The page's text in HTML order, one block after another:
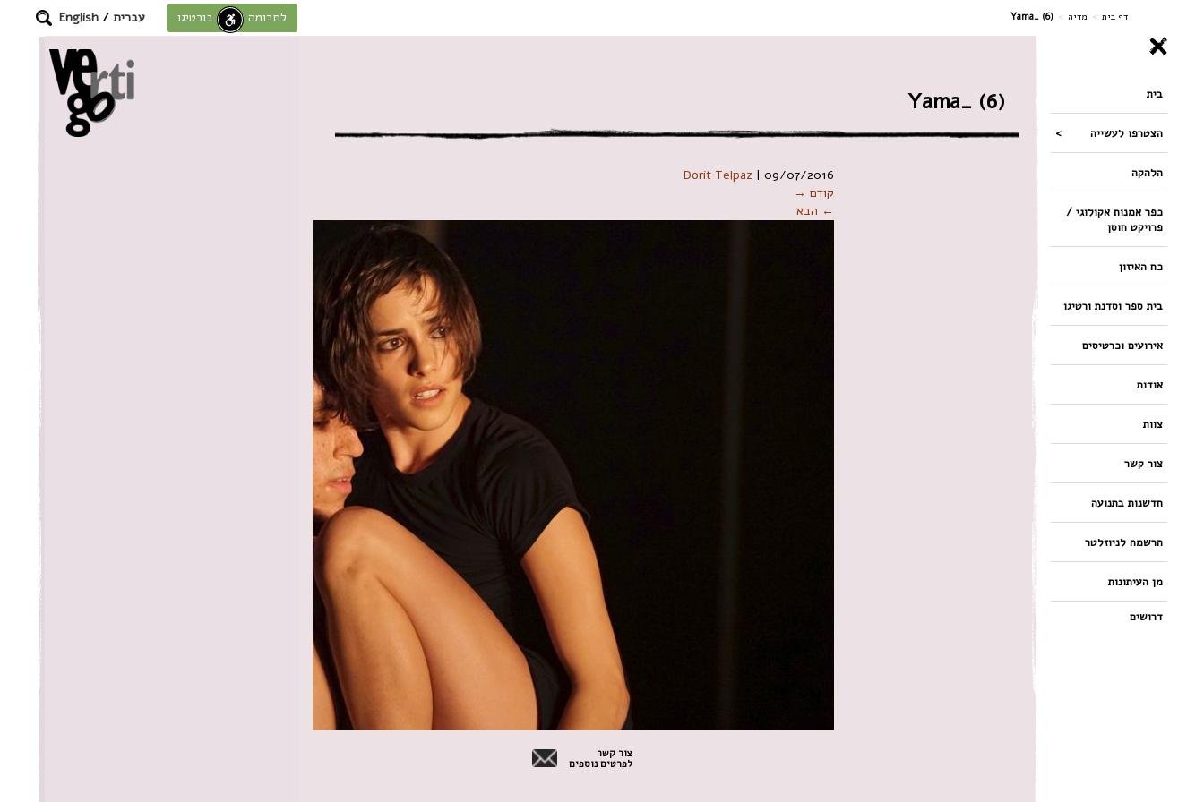
דף בית > מדיה >
Yama_ (6) לתרומה לחוסן בורטיגו עברית /
English
בית
הצטרפו לעשייה
הלהקה
כפר אמנות אקולוגי /
פרויקט חוסן
כח האיזון
בית ספר וסדנת ורטיגו
אירועים וכרטיסים
אודות
צוות
צור קשר
חדשנות בתנועה
הרשמה לניוזלטר
מן העיתונות
דרושים
Yama_ (6)
Dorit Telpaz |09/07/2016
קודם →
← הבא
צור קשר
לפרטים נוספים